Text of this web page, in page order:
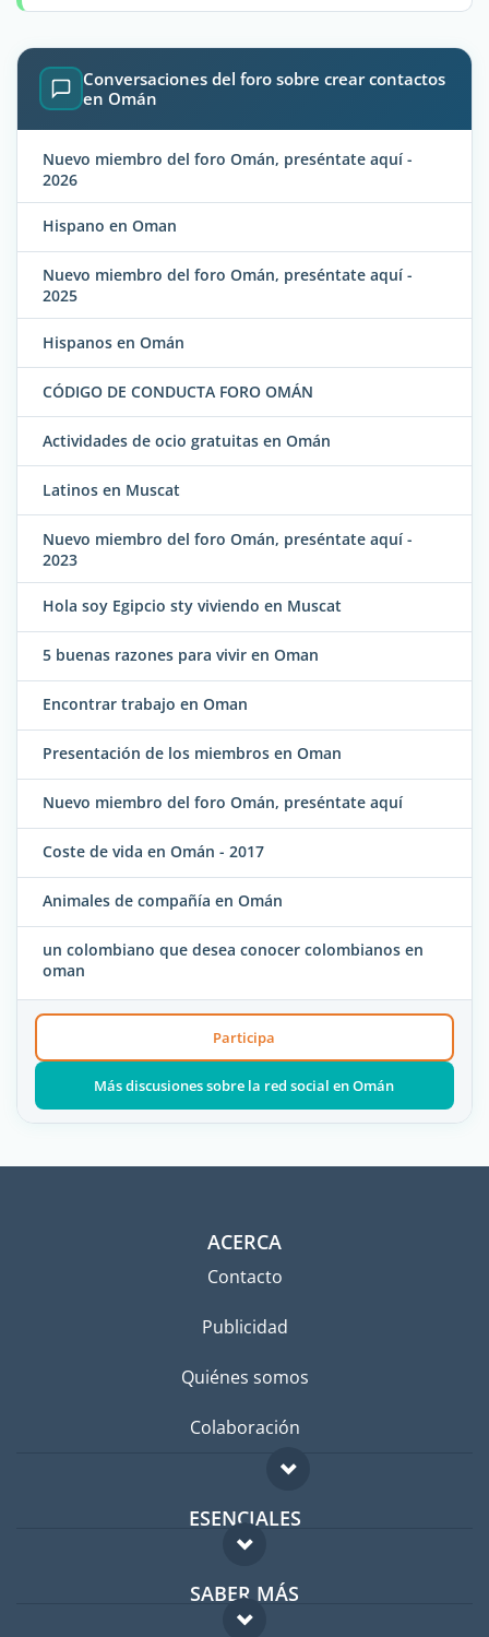
Conversaciones del foro sobre crear contactos
en Omán
Nuevo miembro del foro Omán, preséntate aquí -
2026
Hispano en Oman
Nuevo miembro del foro Omán, preséntate aquí -
2025
Hispanos en Omán
CÓDIGO DE CONDUCTA FORO OMÁN
Actividades de ocio gratuitas en Omán
Latinos en Muscat
Nuevo miembro del foro Omán, preséntate aquí -
2023
Hola soy Egipcio sty viviendo en Muscat
5 buenas razones para vivir en Oman
Encontrar trabajo en Oman
Presentación de los miembros en Oman
Nuevo miembro del foro Omán, preséntate aquí
Coste de vida en Omán - 2017
Animales de compañía en Omán
un colombiano que desea conocer colombianos en
oman
Participa
Más discusiones sobre la red social en Omán
ACERCA
Contacto
Publicidad
Quiénes somos
Colaboración
ESENCIALES
Foro para expatriados
Guía para expatriados
SABER MÁS
FAQ